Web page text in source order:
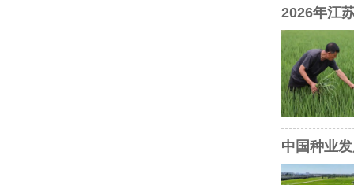
2026年江
中国种业